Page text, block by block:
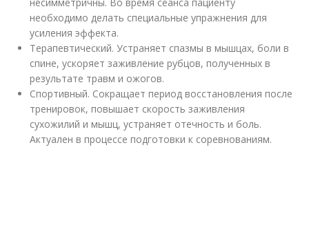
необходимо делать специальные упражнения для
усиления эффекта.
Терапевтический. Устраняет спазмы в мышцах, боли в
спине, ускоряет заживление рубцов, полученных в
результате травм и ожогов.
Спортивный. Сокращает период восстановления после
тренировок, повышает скорость заживления
сухожилий и мышц, устраняет отечность и боль.
Актуален в процессе подготовки к соревнованиям.